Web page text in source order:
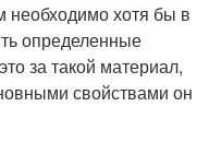
хотя бы в
определенные
за такой материал,
свойствами он